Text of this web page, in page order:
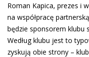
Roman Kapica, prezes i
na współpracę
będzie sponsorem klubu
Według klubu jest to
zyskują obie strony –